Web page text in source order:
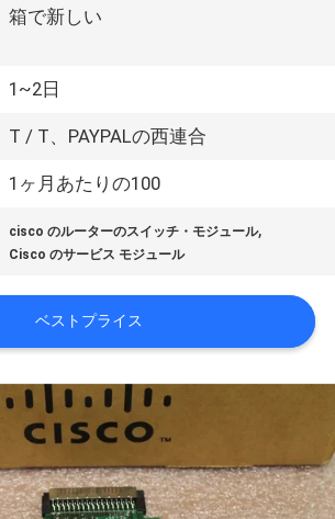
箱で新しい
1~2日
T / T、PAYPALの西連合
1ヶ月あたりの100
cisco のルーターのスイッチ・モジュール,
Cisco のサービス モジュール
ベストプライス